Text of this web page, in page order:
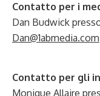
Contatto per i
Dan Budwick
Dan@1abmedia.com
Contatto per gli
Monique Allaire